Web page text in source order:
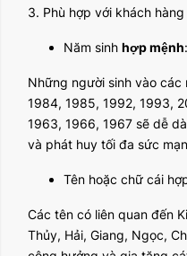
3. Phù hợp với khách hàng
Năm sinh hợp mệnh:
Những người sinh vào các
1984, 1985, 1992, 1993,
1963, 1966, 1967 sẽ dễ
và phát huy tối đa sức
Tên hoặc chữ cái
Các tên có liên quan đến
Thủy, Hải, Giang, Ngọc,